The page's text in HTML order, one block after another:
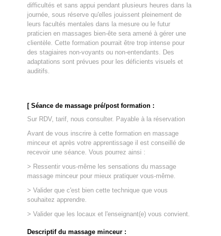
difficultés et sans appui pendant plusieurs heures dans la
journée, sous réserve qu'elles jouissent pleinement de
leurs facultés mentales dans la mesure ou le futur
praticien en massages bien-ête sera amené à gérer une
clientèle. Cette formation pourrait être trop intense pour
des stagiaires non-voyants ou non-entendants. Des
adaptations sont prévues pour les déficients visuels et
auditifs.
[ Séance de massage pré/post formation :
Sur RDV, tarif, nous consulter. Payable à la réservation
Avant de vous inscrire à cette formation en massage
minceur et après votre apprentissage il est conseillé de
recevoir une séance. Vous pourrez ainsi :
> Ressentir vous-même les sensations du massage
massage minceur pour mieux pratiquer vous-même.
> Valider que c'est bien cette technique que vous
souhaitez apprendre.
> Valider que les locaux et l'enseignant(e) vous convient.
Descriptif du massage minceur :